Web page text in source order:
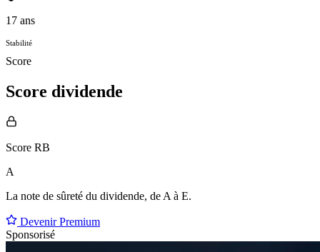
17 ans
Stabilité
Score
Score dividende
Score RB
A
La note de sûreté du dividende, de A à E.
Devenir Premium
Sponsorisé